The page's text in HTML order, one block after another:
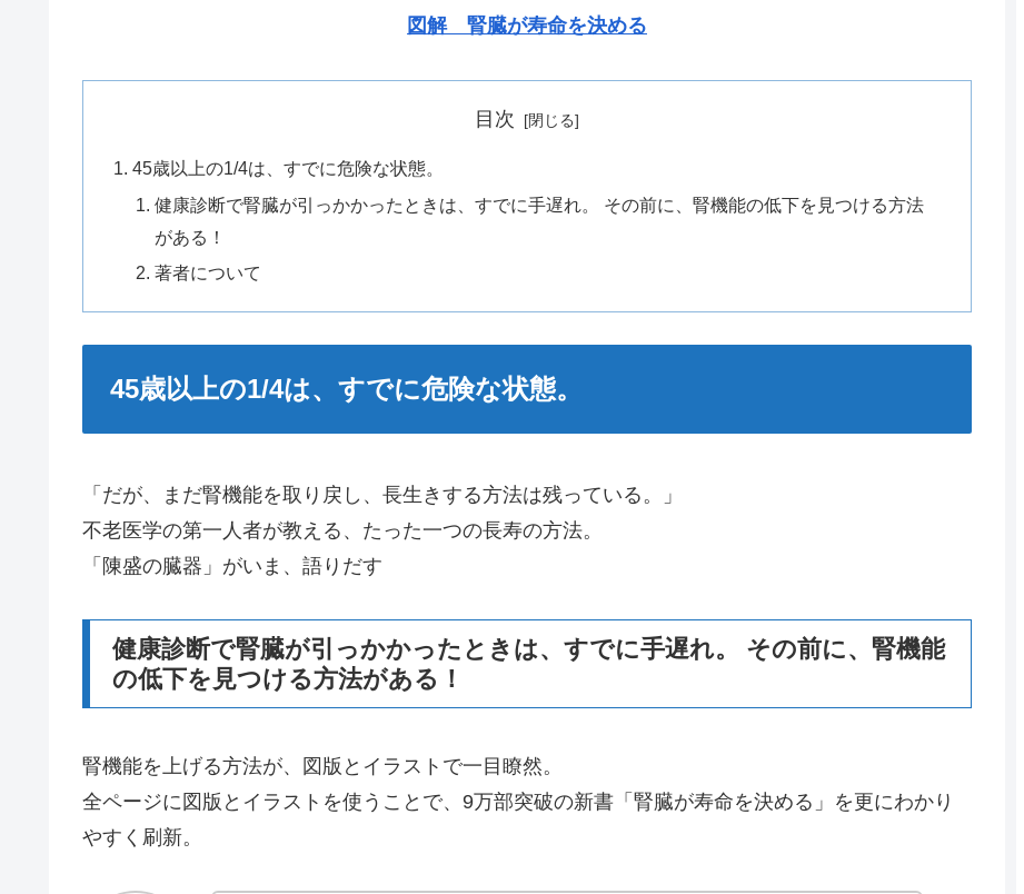
図解 腎臓が寿命を決める
目次
45歳以上の1/4は、すでに危険な状態。
健康診断で腎臓が引っかかったときは、すでに手遅れ。 その前に、腎機能の低下を見つける方法
がある！
著者について
45歳以上の1/4は、すでに危険な状態。
「だが、まだ腎機能を取り戻し、長生きする方法は残っている。」
不老医学の第一人者が教える、たった一つの長寿の方法。
「陳盛の臓器」がいま、語りだす
健康診断で腎臓が引っかかったときは、すでに手遅れ。 その前に、腎機能
の低下を見つける方法がある！
腎機能を上げる方法が、図版とイラストで一目瞭然。
全ページに図版とイラストを使うことで、9万部突破の新書「腎臓が寿命を決める」を更にわかり
やすく刷新。